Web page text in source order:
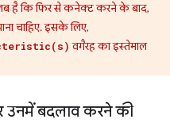
है कि फिर से कनेक्ट करने के बाद,
चाहिए. इसके लिए,
वगैरह का इस्तेमाल
उनमें बदलाव करने की